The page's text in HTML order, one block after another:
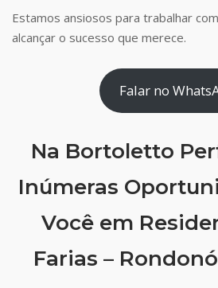
Estamos ansiosos para trabalhar
alcançar o sucesso que merece.
Falar no
Na Bortoletto
Inúmeras
Você em
Farias –